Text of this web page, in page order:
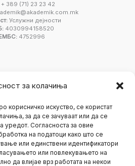
за колачиња
корисничко искуство, се користат
за да се зачуваат или да се
уредот. Согласноста за овие
на податоци како што се
или единствени идентификатори
или повлекувањето на
да влијае врз работата на некои
+ 389 (71) 23 23 42
Услужни дејности
4030994158520
4752996